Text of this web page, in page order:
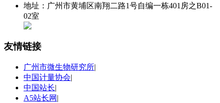
地址：广州市黄埔区南翔二路1号自编一栋401房之B01-
02室
友情链接
广州市微生物研究所|
中国计量协会|
中国站长|
A5站长网 |